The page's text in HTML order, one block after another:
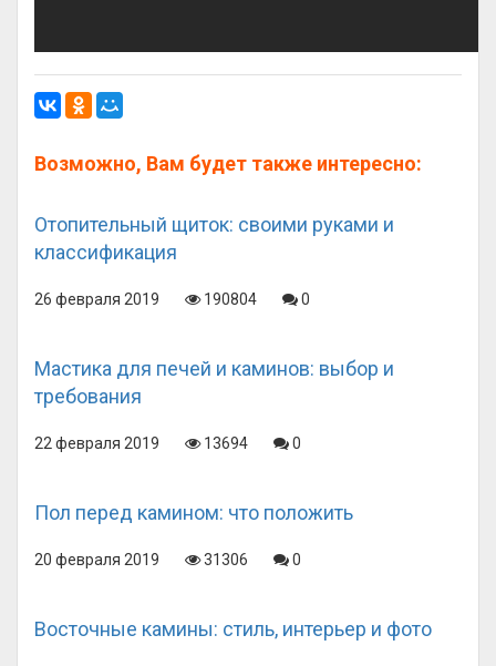
Возможно, Вам будет также интересно:
Отопительный щиток: своими руками и
классификация
26 февраля 2019 190804 0
Мастика для печей и каминов: выбор и
требования
22 февраля 2019 13694 0
Пол перед камином: что положить
20 февраля 2019 31306 0
Восточные камины: стиль, интерьер и фото